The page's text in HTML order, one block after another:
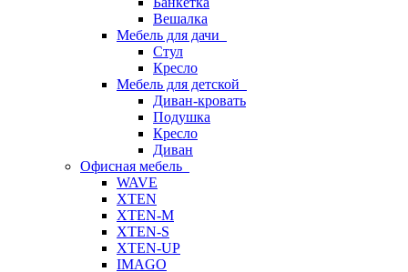
Вешалка
Мебель для дачи
Стул
Кресло
Мебель для детской
Диван-кровать
Подушка
Кресло
Диван
Офисная мебель
WAVE
XTEN
XTEN-M
XTEN-S
XTEN-UP
IMAGO